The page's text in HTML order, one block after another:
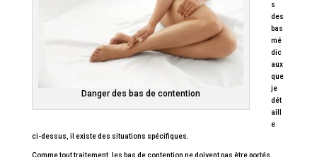
Danger des bas de contention
s
des
bas
mé
dic
aux
que
je
dét
aill
e
ci-dessus, il existe des situations spécifiques.
Comme tout traitement, les bas de contention ne doivent pas être portés